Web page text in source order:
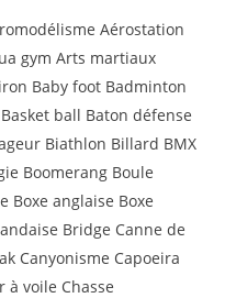
Aérostation
gym Arts martiaux
Baby foot Badminton
ball Baton défense
Biathlon Billard BMX
Boomerang Boule
Boxe anglaise Boxe
Bridge Canne de
Canyonisme Capoeira
à voile Chasse